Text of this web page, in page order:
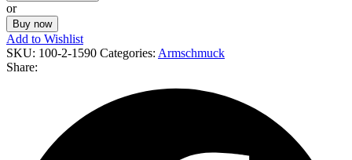
or
Buy now
Add to Wishlist
SKU: 100-2-1590 Categories: Armschmuck
Share: